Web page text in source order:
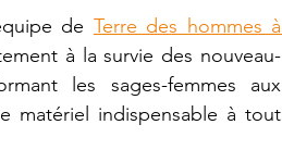
de Terre des hommes à
à la survie des nouveau-
les sages-femmes aux
matériel indispensable à tout